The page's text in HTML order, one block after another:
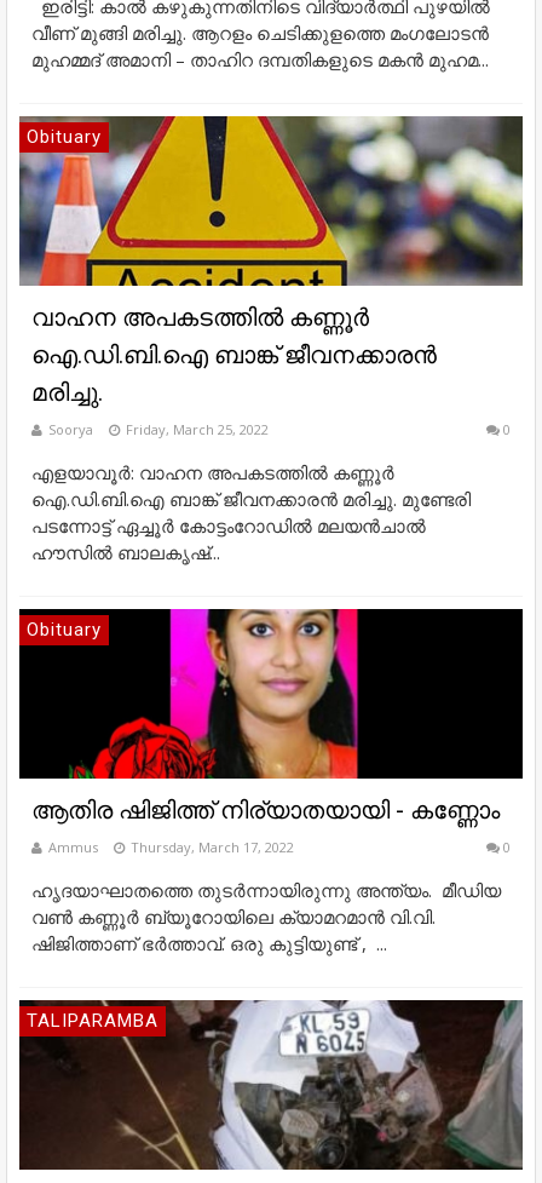
ഇരിട്ടി: കാൽ കഴുകുന്നതിനിടെ വിദ്യാർത്ഥി പുഴയിൽ
വീണ് മുങ്ങി മരിച്ചു. ആറളം ചെടിക്കുളത്തെ മംഗലോടൻ
മുഹമ്മദ് അമാനി – താഹിറ ദമ്പതികളുടെ മകൻ മുഹമ...
Obituary
വാഹന അപകടത്തിൽ കണ്ണൂർ
ഐ.ഡി.ബി.ഐ ബാങ്ക് ജീവനക്കാരൻ
മരിച്ചു.
Soorya Friday, March 25, 2022 0
എളയാവൂർ: വാഹന അപകടത്തിൽ കണ്ണൂർ
ഐ.ഡി.ബി.ഐ ബാങ്ക് ജീവനക്കാരൻ മരിച്ചു. മുണ്ടേരി
പടന്നോട്ട് ഏച്ചൂർ കോട്ടംറോഡിൽ മലയൻചാൽ
ഹൗസിൽ ബാലകൃഷ്...
Obituary
ആതിര ഷിജിത്ത് നിര്യാതയായി - കണ്ണോം
Ammus Thursday, March 17, 2022 0
ഹൃദയാഘാതത്തെ തുടർന്നായിരുന്നു അന്ത്യം. മീഡിയ
വൺ കണ്ണൂർ ബ്യൂറോയിലെ ക്യാമറമാൻ വി.വി.
ഷിജിത്താണ് ഭർത്താവ്. ഒരു കുട്ടിയുണ്ട് , ...
TALIPARAMBA